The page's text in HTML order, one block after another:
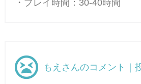
・プレイ時間：30-40時間
もえさんのコメント｜